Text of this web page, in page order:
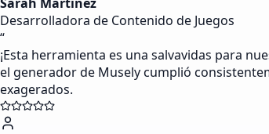
Desarrolladora de Contenido de Juegos
“
¡Esta herramienta es una salvavidas para
el generador de Musely cumplió
exagerados.